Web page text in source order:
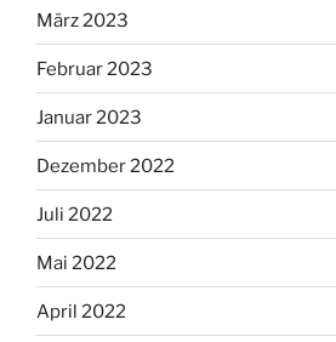
März 2023
Februar 2023
Januar 2023
Dezember 2022
Juli 2022
Mai 2022
April 2022